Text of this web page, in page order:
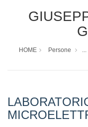
HOME Persone ...